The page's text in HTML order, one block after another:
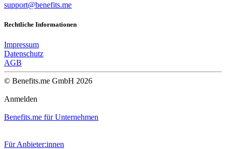
support@benefits.me
Rechtliche Informationen
Impressum
Datenschutz
AGB
© Benefits.me GmbH 2026
Anmelden
Benefits.me für Unternehmen
Für Anbieter:innen